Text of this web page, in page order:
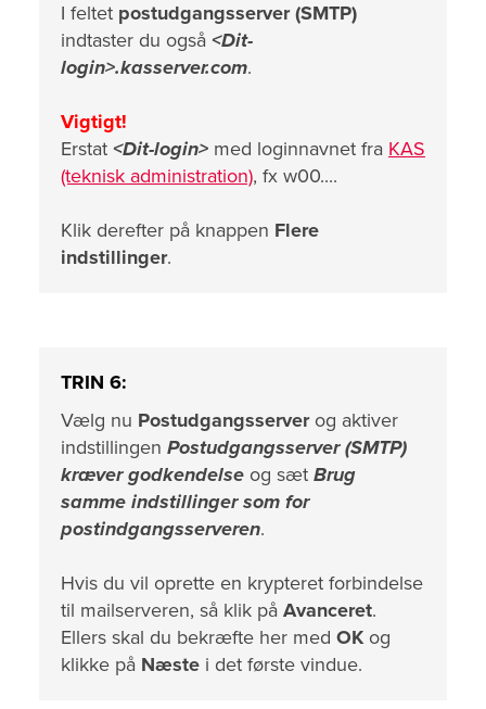
I feltet postudgangsserver (SMTP)
indtaster du også <Dit-
login>.kasserver.com.
Vigtigt!
Erstat <Dit-login> med loginnavnet fra KAS
(teknisk administration), fx w00....
Klik derefter på knappen Flere
indstillinger.
TRIN 6:
Vælg nu Postudgangsserverog aktiver
indstillingen Postudgangsserver (SMTP)
kræver godkendelse og sæt Brug
samme indstillinger som for
postindgangsserveren.
Hvis du vil oprette en krypteret forbindelse
til mailserveren, så klik på Avanceret.
Ellers skal du bekræfte her med OK og
klikke på Næste i det første vindue.